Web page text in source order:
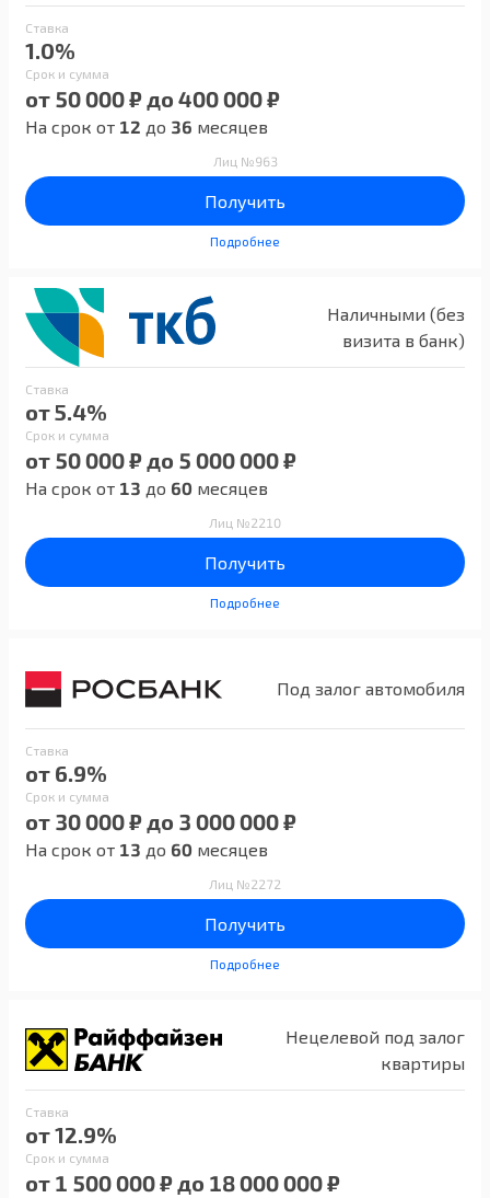
Ставка
1.0%
Срок и сумма
от 50 000 ₽ до 400 000 ₽
На срок от 12 до 36 месяцев
Лиц №963
Получить
Подробнее
Наличными (без
визита в банк)
Ставка
от 5.4%
Срок и сумма
от 50 000 ₽ до 5 000 000 ₽
На срок от 13 до 60 месяцев
Лиц №2210
Получить
Подробнее
Под залог автомобиля
Ставка
от 6.9%
Срок и сумма
от 30 000 ₽ до 3 000 000 ₽
На срок от 13 до 60 месяцев
Лиц №2272
Получить
Подробнее
Нецелевой под залог
квартиры
Ставка
от 12.9%
Срок и сумма
от 1 500 000 ₽ до 18 000 000 ₽